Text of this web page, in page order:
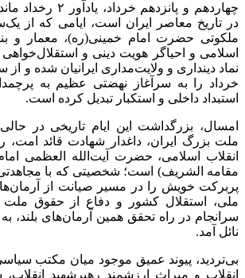
چهاردهم و پانزدهم
در تاریخ معاصر ایران است، ایامی که از
ملکوتی حضرت امام خمینی(ره)، معمار و
اسلامی و احیاگر هویت دینی و استقلال‌خواهی
خرداد را به سرآغاز نهضتی عظیم به
استبداد داخلی و استکبار تبدیل کرده است.
امسال، بزرگداشت این ایام تاریخی در
ملت بزرگ ایران، داغدار شهادت قائد امت،
انقلاب اسلامی، حضرت آیت‌الله العظمی
مقامه الشریف) است؛ شخصیتی که با
پربرکت خویش را در مسیر صیانت از
ملی، استقلال کشور و دفاع از حقوق
سرانجام در راه تحقق همین آرمان‌های
نائل آمد.
بی‌تردید، پیوند عمیق موجود میان مکتب
انقلاب و میراث ارزشمند رهبرشهید انقلاب،